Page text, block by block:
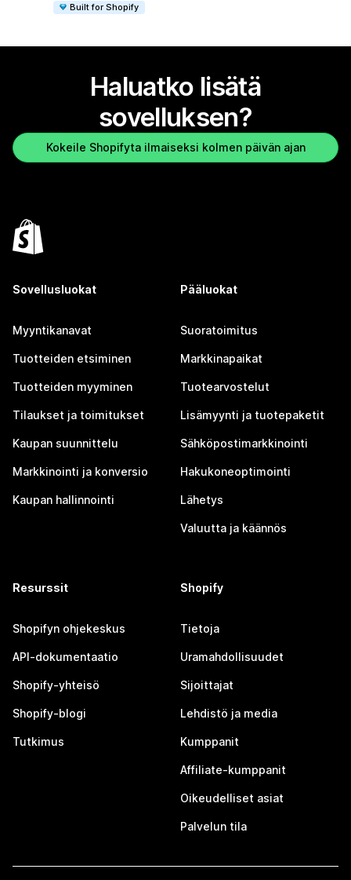
Built for Shopify
Haluatko lisätä
sovelluksen?
Kokeile Shopifyta ilmaiseksi kolmen päivän ajan
Sovellusluokat
Myyntikanavat
Tuotteiden etsiminen
Tuotteiden myyminen
Tilaukset ja toimitukset
Kaupan suunnittelu
Markkinointi ja konversio
Kaupan hallinnointi
Pääluokat
Suoratoimitus
Markkinapaikat
Tuotearvostelut
Lisämyynti ja tuotepaketit
Sähköpostimarkkinointi
Hakukoneoptimointi
Lähetys
Valuutta ja käännös
Resurssit
Shopifyn ohjekeskus
API-dokumentaatio
Shopify-yhteisö
Shopify-blogi
Tutkimus
Shopify
Tietoja
Uramahdollisuudet
Sijoittajat
Lehdistö ja media
Kumppanit
Affiliate-kumppanit
Oikeudelliset asiat
Palvelun tila